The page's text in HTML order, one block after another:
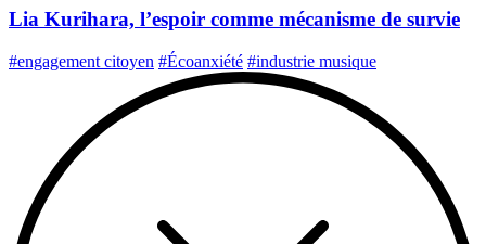
Lia Kurihara, l’espoir comme mécanisme de survie
#engagement citoyen #Écoanxiété #industrie musique